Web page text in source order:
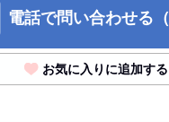
電話で問い合わせる（
お気に入りに追加する